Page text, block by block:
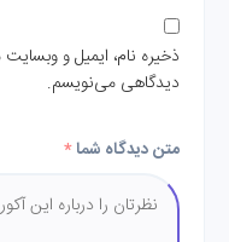
ذخیره نام، ایمیل و
دیدگاهی می‌نویسم.
متن دیدگاه شما*